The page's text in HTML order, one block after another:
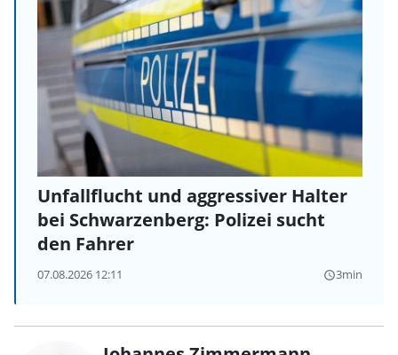
Unfallflucht und aggressiver Halter
bei Schwarzenberg: Polizei sucht
den Fahrer
07.08.2026 12:11 query_builder3min